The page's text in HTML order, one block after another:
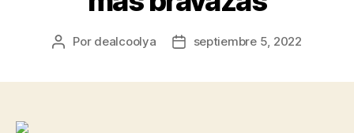
Autor
Por dealcoolya
Fechaseptiembre 5, 2022